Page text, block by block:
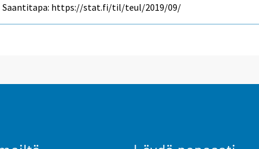
Saantitapa: https://stat.fi/til/teul/2019/09/